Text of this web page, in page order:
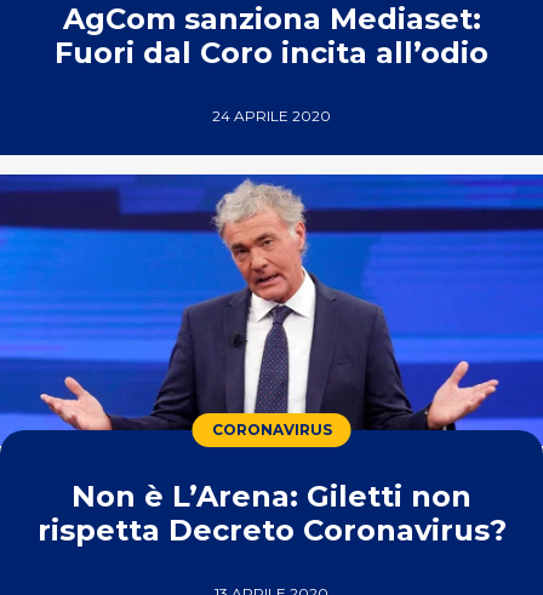
AgCom sanziona Mediaset:
Fuori dal Coro incita all’odio
24 APRILE 2020
CORONAVIRUS
Non è L’Arena: Giletti non
rispetta Decreto Coronavirus?